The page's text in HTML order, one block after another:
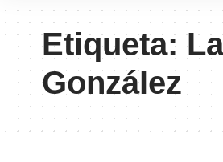
Etiqueta:
González